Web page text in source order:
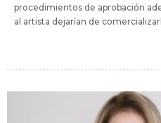
procedimientos de aprobación
al artista dejarían de